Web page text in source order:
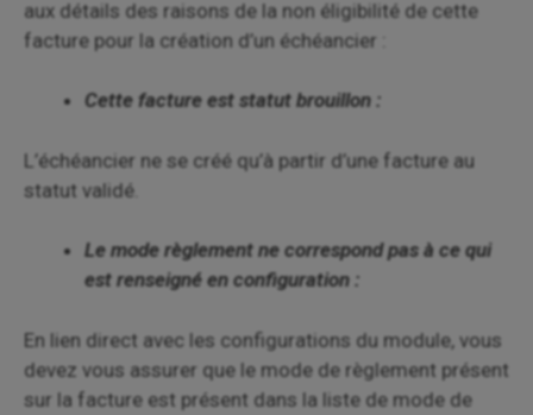
aux détails des raisons de la non éligibilité de cette
facture pour la création d’un échéancier :
Cette facture est statut brouillon :
L’échéancier ne se créé qu’à partir d’une facture au
statut validé.
Le mode règlement ne correspond pas à ce qui
est renseigné en configuration :
En lien direct avec les configurations du module, vous
devez vous assurer que le mode de règlement présent
sur la facture est présent dans la liste de mode de